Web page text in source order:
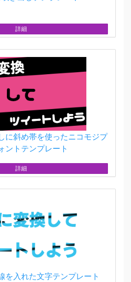
詳細
に斜め帯を使ったニコモジプ
ントテンプレート
詳細
を入れた文字テンプレート